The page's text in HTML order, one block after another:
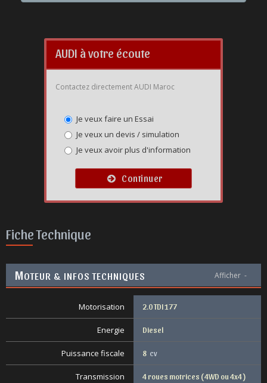
AUDI à votre écoute
Contactez directement AUDI Maroc
Je veux faire un Essai
Je veux un devis / simulation
Je veux avoir plus d'information
Continuer
Fiche Technique
MOTEUR & INFOS TECHNIQUES Afficher -
Motorisation 2.0 TDI 177
Energie Diesel
Puissance fiscale 8 cv
Transmission 4 roues motrices ( 4WD ou 4x4 )